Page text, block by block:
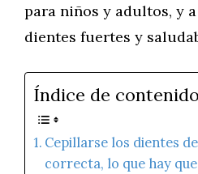
para niños y adultos, y
dientes fuertes y
Índice de
Cepillarse los dientes
correcta, lo que hay